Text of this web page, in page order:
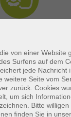
von einer Website
Surfens auf dem
jede Nachricht
weitere Seite vom
zurück. Cookies
um sich
Bitte
finden Sie in